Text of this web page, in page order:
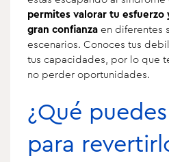
permites valorar tu esfuerzo
gran confianzaen diferentes
escenarios. Conoces tus
tus capacidades, por lo que
no perder oportunidades.
¿Qué
para